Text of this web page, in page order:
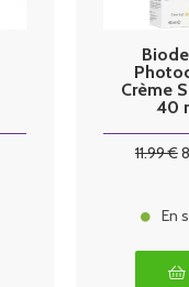
Crème
40
11.99€8
En